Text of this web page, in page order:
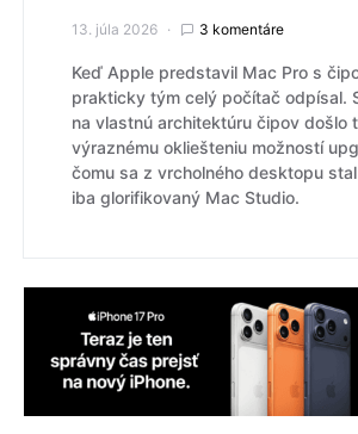
13. júla 2026 3 komentáre
Keď Apple predstavil Mac Pro s
prakticky tým celý počítač odpísal.
na vlastnú architektúru čipov došlo
výraznému okliešteniu možností
čomu sa z vrcholného desktopu
iba glorifikovaný Mac Studio.